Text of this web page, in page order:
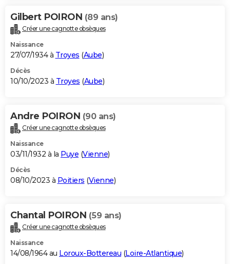
Gilbert POIRON (89 ans)
Créer une cagnotte obsèques
Naissance
27/07/1934 à Troyes (Aube)
Décès
10/10/2023 à Troyes (Aube)
Andre POIRON (90 ans)
Créer une cagnotte obsèques
Naissance
03/11/1932 à la Puye (Vienne)
Décès
08/10/2023 à Poitiers (Vienne)
Chantal POIRON (59 ans)
Créer une cagnotte obsèques
Naissance
14/08/1964 au Loroux-Bottereau (Loire-Atlantique)